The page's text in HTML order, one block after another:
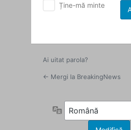
Ține-mă minte
Ai uitat parola?
← Mergi la BreakingNews
Limbă